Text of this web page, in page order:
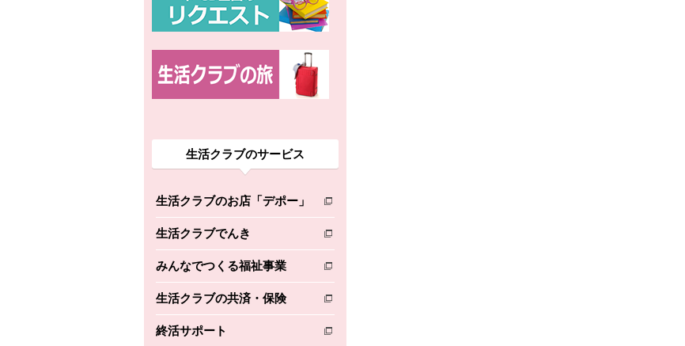
生活クラブのサービス
生活クラブのお店「デポー」
別のウィンドウで開きます。
生活クラブでんき
別のウィンドウで開きます。
みんなでつくる福祉事業
別のウィンドウで開きます。
生活クラブの共済・保険
別のウィンドウで開きます。
終活サポート
別のウィンドウで開きます。